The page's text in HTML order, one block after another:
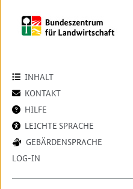
INHALT
KONTAKT
HILFE
LEICHTE SPRACHE
GEBÄRDENSPRACHE
LOG-IN